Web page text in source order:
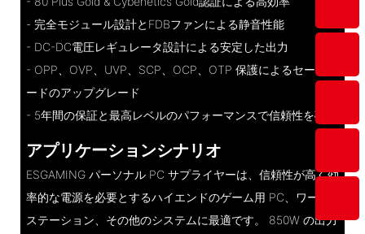
- 完全モジュール設計とFDBファンによる静音性能
- DC-DC電圧レギュレータ設計による安定した出力
- OPP、OVP、UVP、SCP、OCP、OTP 保護によるセーフガ
ードのアップグレード
- 5年間の保証と最高レベルのパフォーマンスで信頼性を確保
アプリケーションシナリオ
ESGAMING パーソナル PC サプライヤーは、信頼性が高く効
率的な電源を必要とするハイエンドのゲーム用 PC、ワーク
ステーション、その他のシステムに最適です。 850W の出力